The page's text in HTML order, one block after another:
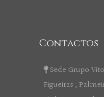
Contactos
Sede Grupo
Figueiras ,